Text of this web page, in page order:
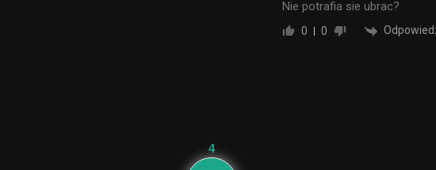
Nie potrafia sie ubrac?
0 0
4